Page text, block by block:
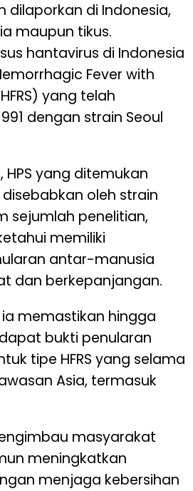
dilaporkan di Indonesia,
maupun tikus.
hantavirus di Indonesia
Fever with
yang telah
dengan strain Seoul
HPS yang ditemukan
oleh strain
sejumlah penelitian,
memiliki
antar-manusia
dan berkepanjangan.
memastikan hingga
bukti penularan
tipe HFRS yang selama
Asia, termasuk
masyarakat
meningkatkan
menjaga kebersihan